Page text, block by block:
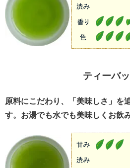
ティーバ
原料にこだわり、「美味しさ」を
す。お湯でも水でも美味しくお飲